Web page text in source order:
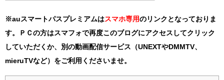
※auスマートパスプレミアムはスマホ専用のリンクとなっておりま
す。ＰＣの方はスマフォで再度このブログにアクセスしてクリック
していただくか、別の動画配信サービス（UNEXTやDMMTV、
mieruTVなど）をご利用くださいませ。